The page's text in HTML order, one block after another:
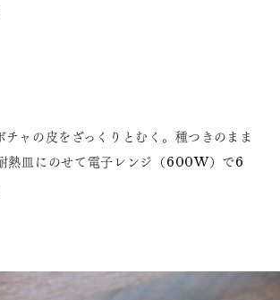
ャの皮をざっくりとむく。種つきのまま
熱皿にのせて電子レンジ（600W）で6